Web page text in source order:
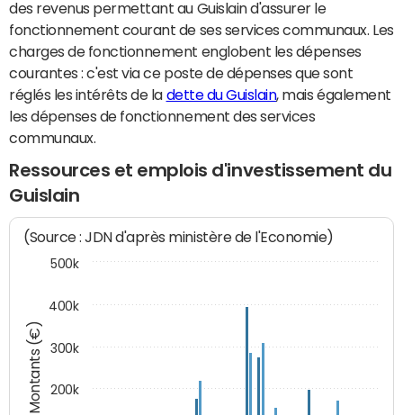
des revenus permettant au Guislain d'assurer le
fonctionnement courant de ses services communaux. Les
charges de fonctionnement englobent les dépenses
courantes : c'est via ce poste de dépenses que sont
réglés les intérêts de la dette du Guislain, mais également
les dépenses de fonctionnement des services
communaux.
Ressources et emplois d'investissement du
Guislain
Montants (€)
(Source : JDN d'après ministère de l'Economie)
200k
300k
400k
500k